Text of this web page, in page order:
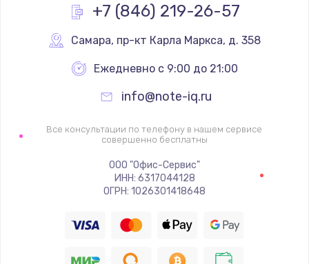
+7 (846) 219-26-57
Самара, пр-кт Карла Маркса, д. 358
Ежедневно с 9:00 до 21:00
info@note-iq.ru
Все консультации по телефону в нашем сервисе
совершенно бесплатны
ООО "Офис-Сервис"
ИНН: 6317044128
ОГРН: 1026301418648